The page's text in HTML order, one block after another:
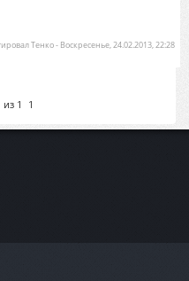
Тенко- Воскресенье, 24.02.2013, 22:28
из 1 1